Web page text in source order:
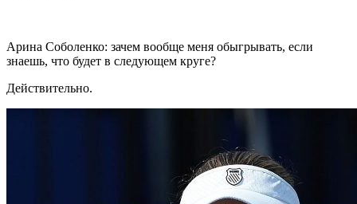
Арина Соболенко: зачем вообще меня обыгрывать, если
знаешь, что будет в следующем круге?
Действительно.